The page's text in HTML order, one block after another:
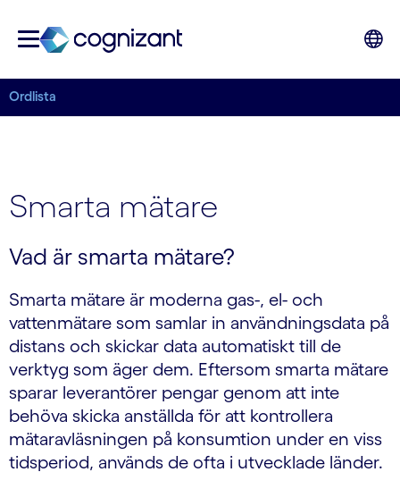
Ordlista
Smarta mätare
Vad är smarta mätare?
Smarta mätare är moderna gas-, el- och
vattenmätare som samlar in användningsdata på
distans och skickar data automatiskt till de
verktyg som äger dem. Eftersom smarta mätare
sparar leverantörer pengar genom att inte
behöva skicka anställda för att kontrollera
mätaravläsningen på konsumtion under en viss
tidsperiod, används de ofta i utvecklade länder.